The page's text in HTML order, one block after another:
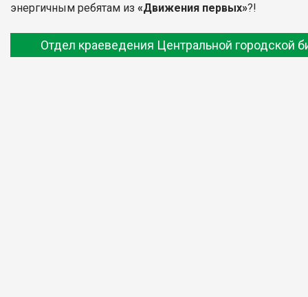
энергичным ребятам из «Движения первых»?!
Отдел краеведения Центральной городской